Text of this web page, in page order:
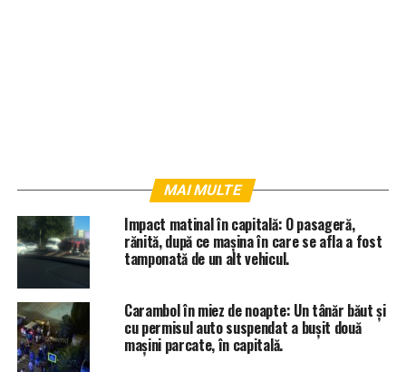
MAI MULTE
Impact matinal în capitală: O pasageră,
rănită, după ce mașina în care se afla a fost
tamponată de un alt vehicul.
Carambol în miez de noapte: Un tânăr băut și
cu permisul auto suspendat a bușit două
mașini parcate, în capitală.